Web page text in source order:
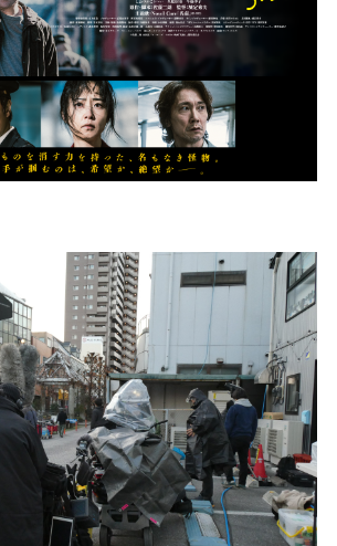
モデルコース
宿泊
アクセス
パンフレット
ダウンロード
お問い合わせ